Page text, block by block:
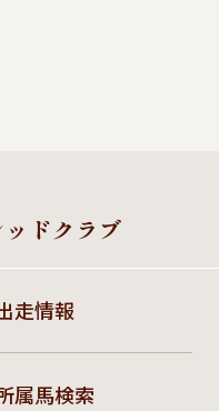
ドクラブ
走情報
属馬検索